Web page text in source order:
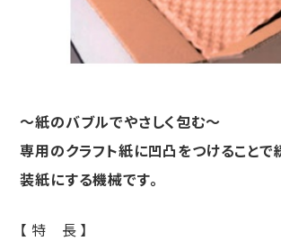
～紙のバブルでやさしく包む～
専用のクラフト紙に凹凸をつけること
装紙にする機械です。
【 特 長 】